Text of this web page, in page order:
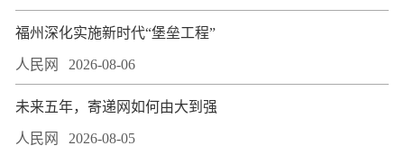
福州深化实施新时代“堡垒工程”
人民网 2026-08-06
未来五年，寄递网如何由大到强
人民网 2026-08-05